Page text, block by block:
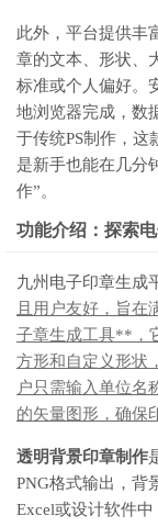
此外，平台提供丰
章的文本、形状、
标准或个人偏好。
地浏览器完成，数
于传统PS制作，这
是新手也能在几分
作”。
功能介绍：探索
九州电子印章生成
且用户友好，旨
子章生成工具**，
方形和自定义形状
户只需输入单位名
的矢量图形，确保
透明背景印章制作
PNG格式输出，背
Excel或设计软件